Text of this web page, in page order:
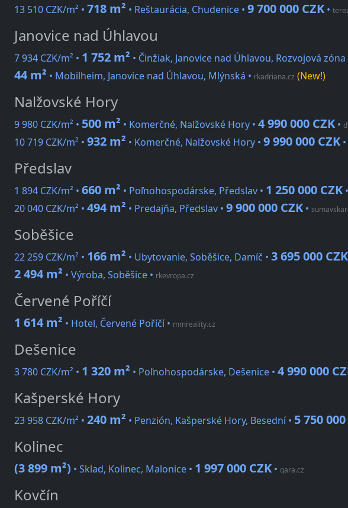
13 510 CZK/m² • 718 m² • Reštaurácia, Chudenice • 9 700 000 CZK •
Janovice nad Úhlavou
7 934 CZK/m² • 1 752 m² • Činžiak, Janovice nad Úhlavou, Rozvojová zóna
44 m² • Mobilheim, Janovice nad Úhlavou, Mlýnská • rkadriana.cz (New!)
Nalžovské Hory
9 980 CZK/m² • 500 m² • Komerčné, Nalžovské Hory • 4 990 000 CZK •
10 719 CZK/m² • 932 m² • Komerčné, Nalžovské Hory • 9 990 000 CZK •
Předslav
1 894 CZK/m² • 660 m² • Poľnohospodárske, Předslav • 1 250 000 CZK •
20 040 CZK/m² • 494 m² • Predajňa, Předslav • 9 900 000 CZK •
Soběšice
22 259 CZK/m² • 166 m² • Ubytovanie, Soběšice, Damíč • 3 695 000 CZK
2 494 m² • Výroba, Soběšice • rkevropa.cz
Červené Poříčí
1 614 m² • Hotel, Červené Poříčí• mmreality.cz
Dešenice
3 780 CZK/m² • 1 320 m² • Poľnohospodárske, Dešenice • 4 990 000
Kašperské Hory
23 958 CZK/m² • 240 m² • Penzión, Kašperské Hory, Besední • 5 750
Kolinec
(3 899 m²) • Sklad, Kolinec, Malonice • 1 997 000 CZK • qara.cz
Kovčín